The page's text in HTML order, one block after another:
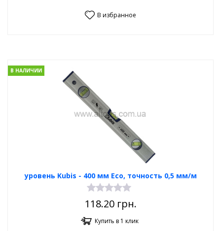
В избранное
уровень Kubis - 400 мм Eco, точность 0,5 мм/м
В НАЛИЧИИ
118.20грн.
Купить в 1 клик